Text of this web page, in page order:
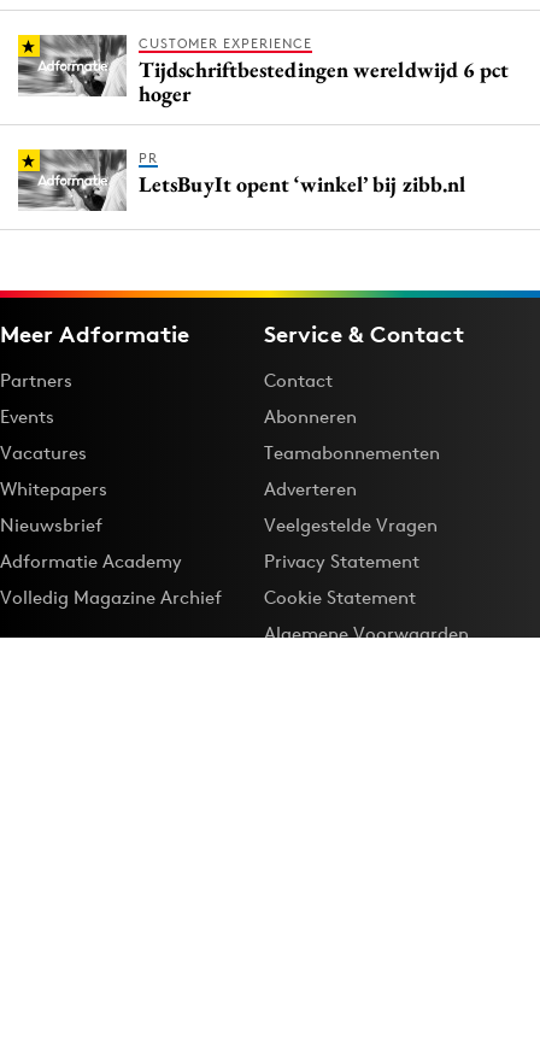
CUSTOMER EXPERIENCE
Tijdschriftbestedingen wereldwijd 6 pct
hoger
PR
LetsBuyIt opent ‘winkel’ bij zibb.nl
Meer Adformatie
Partners
Events
Vacatures
Whitepapers
Nieuwsbrief
Adformatie Academy
Volledig Magazine Archief
Service & Contact
Contact
Abonneren
Teamabonnementen
Adverteren
Veelgestelde Vragen
Privacy Statement
Cookie Statement
Algemene Voorwaarden